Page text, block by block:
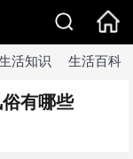
活知识 生活百科
有哪些